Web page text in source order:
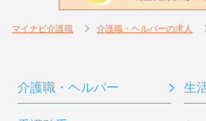
マイナビ介護職 介護職・ヘルパーの求人
介護職・ヘルパー 生